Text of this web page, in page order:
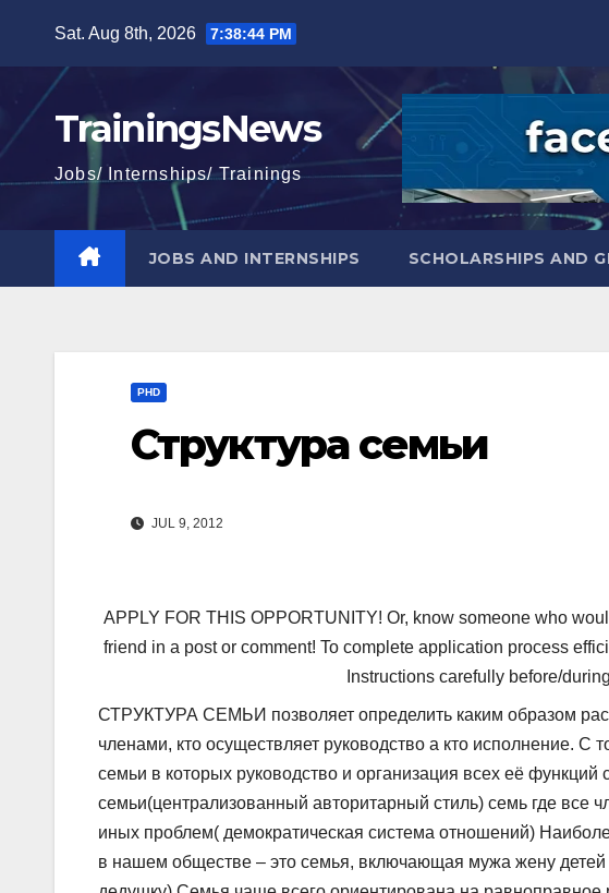
content
Sat. Aug 8th, 2026 7:38:45 PM
TrainingsNews
Jobs/ Internships/ Trainings
JOBS AND INTERNSHIPS SCHOLARSHIPS AND
PHD
Структура семьи
JUL 9, 2012
APPLY FOR THIS OPPORTUNITY! Or, know someone who
friend in a post or comment! To complete application process
Instructions carefully before/
СТРУКТУРА СЕМЬИ позволяет определить каким образом
членами, кто осуществляет руководство а кто исполнение. С
семьи в которых руководство и организация всех её функций
семьи(централизованный авторитарный стиль) семь где все
иных проблем( демократическая система отношений)
в нашем обществе – это семья, включающая мужа жену детей